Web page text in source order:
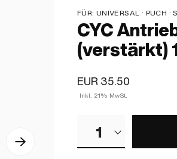
FÜR: UNIVERSAL · PUCH · SACHS · PONY / CILO
CYC
(verstärkt)
EUR 35.50
Inkl. 21% MwSt.
1